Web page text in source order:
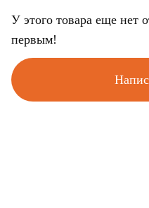
У этого товара еще нет
первым!